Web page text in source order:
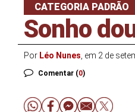
CATEGORIA PADRÃO
Sonho
Por Léo Nunes , em 2 de
Comentar (0)